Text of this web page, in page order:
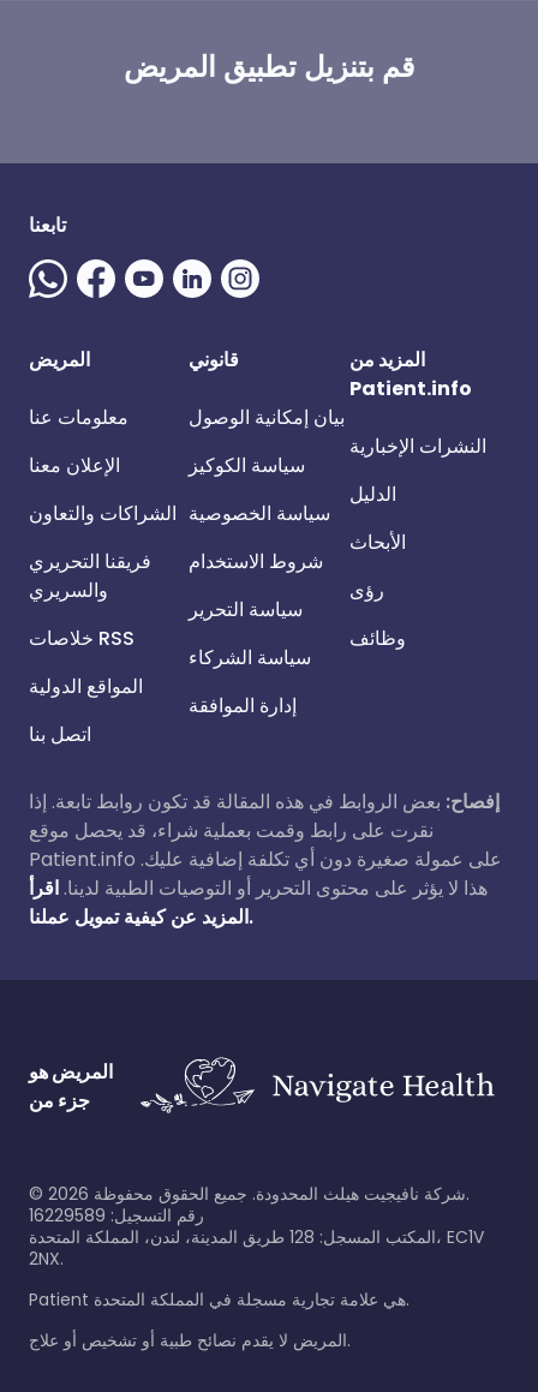
قم بتنزيل تطبيق المريض
تابعنا
المريض
معلومات عنا
الإعلان معنا
الشراكات والتعاون
فريقنا التحريري
والسريري
خلاصات RSS
المواقع الدولية
اتصل بنا
قانوني
بيان إمكانية الوصول
سياسة الكوكيز
سياسة الخصوصية
شروط الاستخدام
سياسة التحرير
سياسة الشركاء
إدارة الموافقة
المزيد من
Patient.info
النشرات الإخبارية
الدليل
الأبحاث
رؤى
وظائف
إفصاح: بعض الروابط في هذه المقالة قد تكون روابط تابعة. إذا
نقرت على رابط وقمت بعملية شراء، قد يحصل موقع
Patient.info على عمولة صغيرة دون أي تكلفة إضافية عليك.
هذا لا يؤثر على محتوى التحرير أو التوصيات الطبية لدينا. اقرأ
المزيد عن كيفية تمويل عملنا.
المريض هو
جزء من
© 2026
شركة نافيجيت هيلث المحدودة. جميع الحقوق محفوظة.
رقم التسجيل: 16229589
المكتب المسجل: 128 طريق المدينة، لندن، المملكة المتحدة، EC1V
2NX.
Patient هي علامة تجارية مسجلة في المملكة المتحدة.
المريض لا يقدم نصائح طبية أو تشخيص أو علاج.